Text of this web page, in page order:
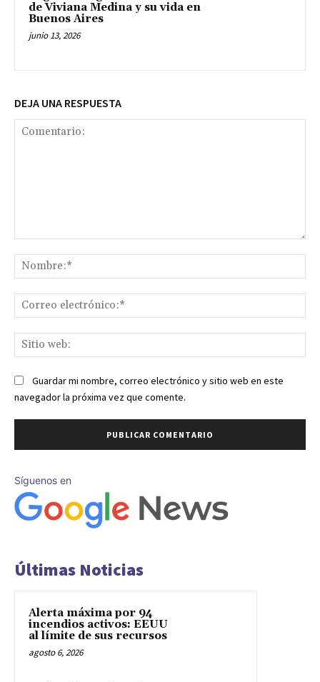
de Viviana Medina y su vida en
Buenos Aires
junio 13, 2026
DEJA UNA RESPUESTA
Guardar mi nombre, correo electrónico y sitio web en este
navegador la próxima vez que comente.
Síguenos en
Últimas Noticias
Alerta máxima por 94
incendios activos: EEUU
al límite de sus recursos
agosto 6, 2026